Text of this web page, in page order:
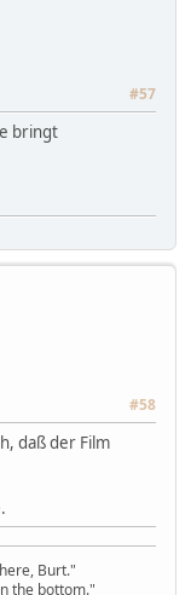
#57
bringt
#58
daß der Film
Burt."
the bottom."